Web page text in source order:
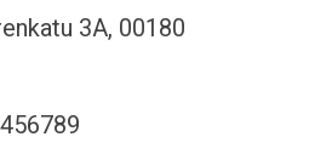
3A, 00180